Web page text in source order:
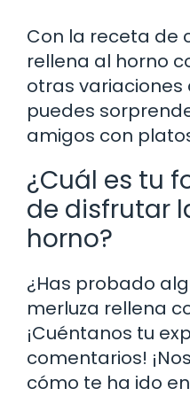
Con la receta de
rellena al horno
otras variaciones
puedes
amigos con
¿Cuál es tu
de disfrutar
horno?
¿Has probado
merluza rellena
¡Cuéntanos tu
comentarios!
cómo te ha ido